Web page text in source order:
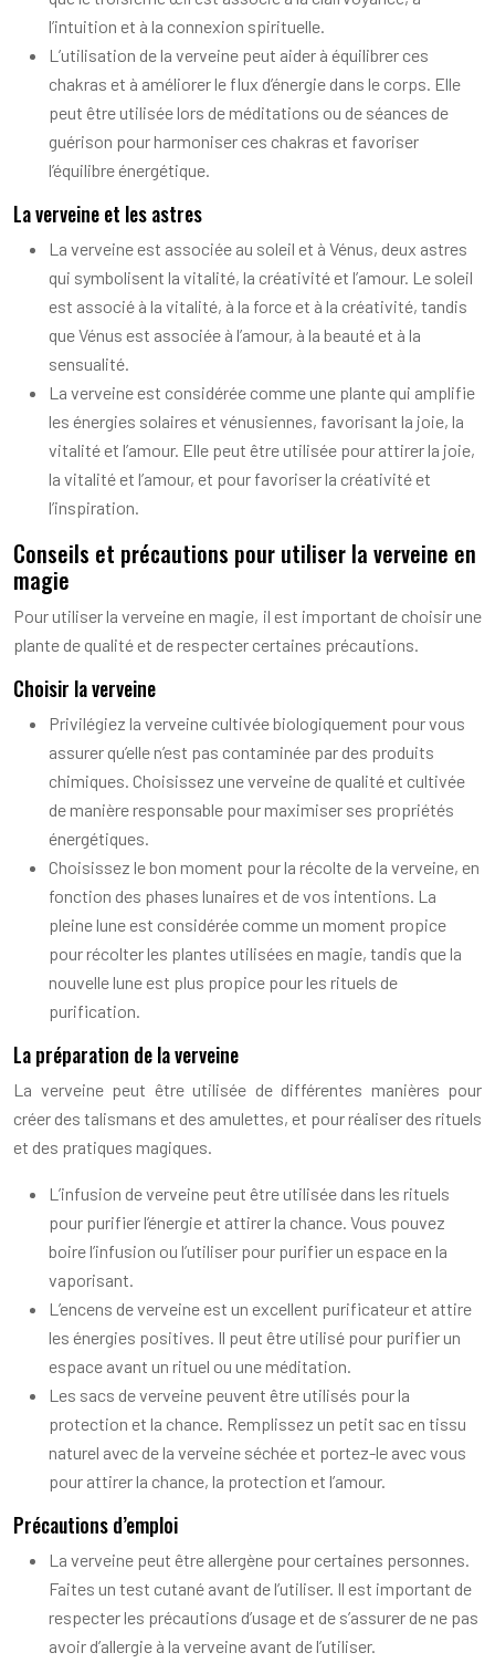
l’intuition et à la connexion spirituelle.
L’utilisation de la verveine peut aider à équilibrer ces
chakras et à améliorer le flux d’énergie dans le corps. Elle
peut être utilisée lors de méditations ou de séances de
guérison pour harmoniser ces chakras et favoriser
l’équilibre énergétique.
La verveine et les astres
La verveine est associée au soleil et à Vénus, deux astres
qui symbolisent la vitalité, la créativité et l’amour. Le soleil
est associé à la vitalité, à la force et à la créativité, tandis
que Vénus est associée à l’amour, à la beauté et à la
sensualité.
La verveine est considérée comme une plante qui amplifie
les énergies solaires et vénusiennes, favorisant la joie, la
vitalité et l’amour. Elle peut être utilisée pour attirer la joie,
la vitalité et l’amour, et pour favoriser la créativité et
l’inspiration.
Conseils et précautions pour utiliser la verveine en
magie
Pour utiliser la verveine en magie, il est important de choisir une
plante de qualité et de respecter certaines précautions.
Choisir la verveine
Privilégiez la verveine cultivée biologiquement pour vous
assurer qu’elle n’est pas contaminée par des produits
chimiques. Choisissez une verveine de qualité et cultivée
de manière responsable pour maximiser ses propriétés
énergétiques.
Choisissez le bon moment pour la récolte de la verveine, en
fonction des phases lunaires et de vos intentions. La
pleine lune est considérée comme un moment propice
pour récolter les plantes utilisées en magie, tandis que la
nouvelle lune est plus propice pour les rituels de
purification.
La préparation de la verveine
La verveine peut être utilisée de différentes manières pour
créer des talismans et des amulettes, et pour réaliser des rituels
et des pratiques magiques.
L’infusion de verveine peut être utilisée dans les rituels
pour purifier l’énergie et attirer la chance. Vous pouvez
boire l’infusion ou l’utiliser pour purifier un espace en la
vaporisant.
L’encens de verveine est un excellent purificateur et attire
les énergies positives. Il peut être utilisé pour purifier un
espace avant un rituel ou une méditation.
Les sacs de verveine peuvent être utilisés pour la
protection et la chance. Remplissez un petit sac en tissu
naturel avec de la verveine séchée et portez-le avec vous
pour attirer la chance, la protection et l’amour.
Précautions d’emploi
La verveine peut être allergène pour certaines personnes.
Faites un test cutané avant de l’utiliser. Il est important de
respecter les précautions d’usage et de s’assurer de ne pas
avoir d’allergie à la verveine avant de l’utiliser.